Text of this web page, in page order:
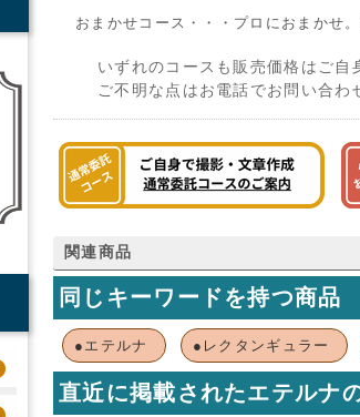
おまかせコース・・・プロにおまかせ
いずれのコースも販売価格はご自
ご不明な点はお電話でお問い合
関連商品
同じキーワードを持つ商品
●エテルナ ●レクタンギュラー
直近に掲載されたエテルナ